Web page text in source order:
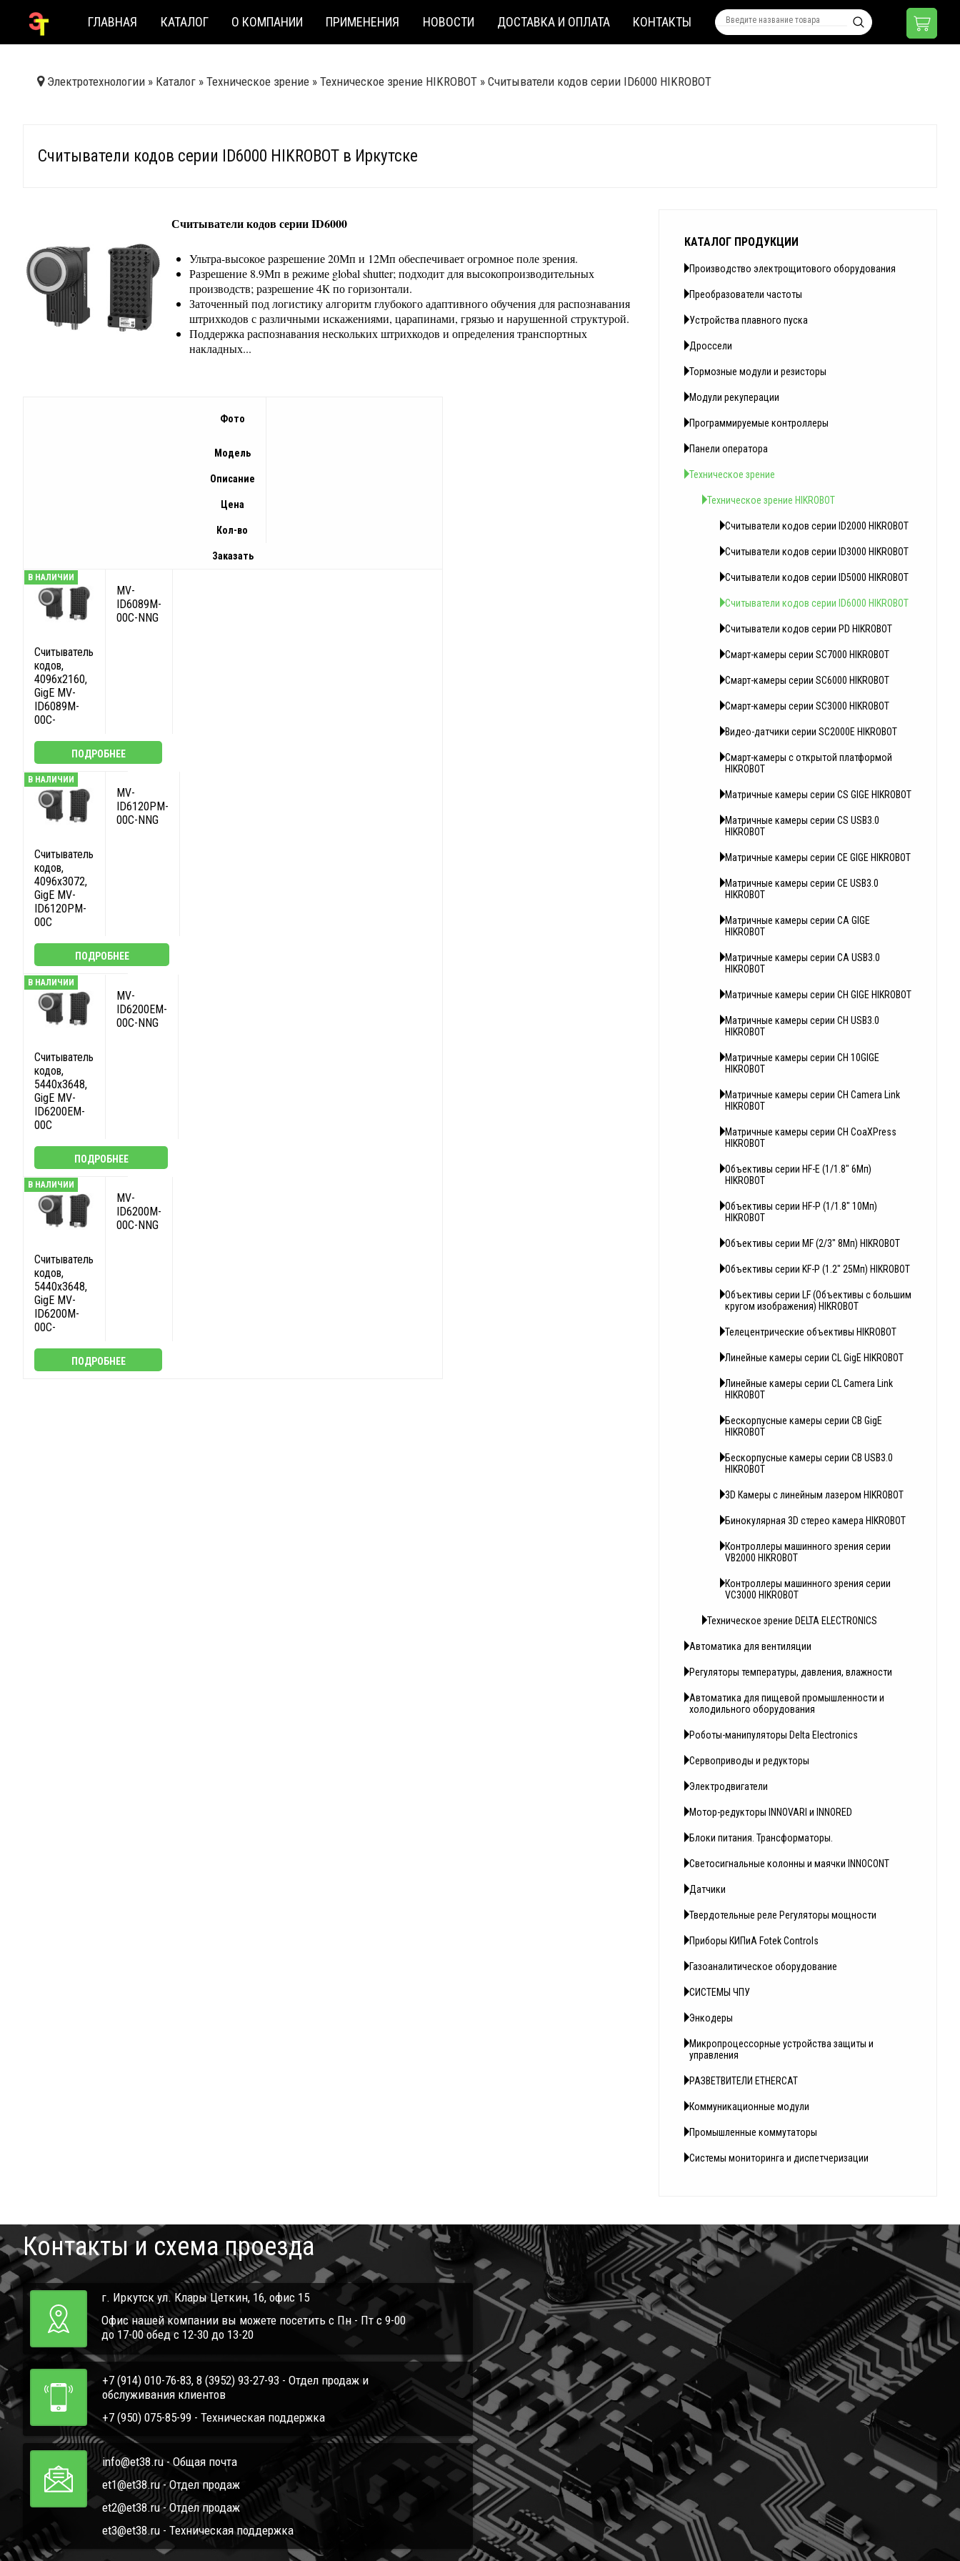
ГЛАВНАЯ КАТАЛОГ О КОМПАНИИ ПРИМЕНЕНИЯ НОВОСТИ ДОСТАВКА И ОПЛАТА КОНТАКТЫ
Электротехнологии » Каталог » Техническое зрение » Техническое зрение HIKROBOT » Считыватели кодов серии ID6000 HIKROBOT
Считыватели кодов серии ID6000 HIKROBOT в Иркутске
Считыватели кодов серии ID6000
Ультра-высокое разрешение 20Мп и 12Мп обеспечивает огромное поле зрения.
Разрешение 8.9Мп в режиме global shutter; подходит для высокопроизводительных
производств; разрешение 4К по горизонтали.
Заточенный под логистику алгоритм глубокого адаптивного обучения для распознавания
штрихкодов с различными искажениями, царапинами, грязью и нарушенной структурой.
Поддержка распознавания нескольких штрихкодов и определения транспортных
накладных...
Фото
Модель
Описание
Цена
Кол-во
Заказать
В НАЛИЧИИ
MV-
ID6089M-
00C-NNG
Считыватель
кодов,
4096x2160,
GigE MV-
ID6089M-
00C-
ПОДРОБНЕЕ
В НАЛИЧИИ
MV-
ID6120PM-
00C-NNG
Считыватель
кодов,
4096x3072,
GigE MV-
ID6120PM-
00C
ПОДРОБНЕЕ
В НАЛИЧИИ
MV-
ID6200EM-
00C-NNG
Считыватель
кодов,
5440x3648,
GigE MV-
ID6200EM-
00C
ПОДРОБНЕЕ
В НАЛИЧИИ
MV-
ID6200M-
00C-NNG
Считыватель
кодов,
5440x3648,
GigE MV-
ID6200M-
00C-
ПОДРОБНЕЕ
КАТАЛОГ ПРОДУКЦИИ
Производство электрощитового оборудования
Преобразователи частоты
Устройства плавного пуска
Дроссели
Тормозные модули и резисторы
Модули рекуперации
Программируемые контроллеры
Панели оператора
Техническое зрение
Техническое зрение HIKROBOT
Считыватели кодов серии ID2000 HIKROBOT
Считыватели кодов серии ID3000 HIKROBOT
Считыватели кодов серии ID5000 HIKROBOT
Считыватели кодов серии ID6000 HIKROBOT
Считыватели кодов серии PD HIKROBOT
Смарт-камеры серии SC7000 HIKROBOT
Смарт-камеры серии SC6000 HIKROBOT
Смарт-камеры серии SC3000 HIKROBOT
Видео-датчики серии SC2000E HIKROBOT
Смарт-камеры с открытой платформой
HIKROBOT
Матричные камеры серии CS GIGE HIKROBOT
Матричные камеры серии CS USB3.0
HIKROBOT
Матричные камеры серии CE GIGE HIKROBOT
Матричные камеры серии CE USB3.0
HIKROBOT
Матричные камеры серии CA GIGE
HIKROBOT
Матричные камеры серии CA USB3.0
HIKROBOT
Матричные камеры серии CH GIGE HIKROBOT
Матричные камеры серии CH USB3.0
HIKROBOT
Матричные камеры серии CH 10GIGE
HIKROBOT
Матричные камеры серии CH Camera Link
HIKROBOT
Матричные камеры серии CH CoaXPress
HIKROBOT
Объективы серии HF-E (1/1.8" 6Мп)
HIKROBOT
Объективы серии HF-P (1/1.8" 10Мп)
HIKROBOT
Объективы серии MF (2/3" 8Мп) HIKROBOT
Объективы серии KF-P (1.2" 25Мп) HIKROBOT
Объективы серии LF (Объективы с большим
кругом изображения) HIKROBOT
Телецентрические объективы HIKROBOT
Линейные камеры серии CL GigE HIKROBOT
Линейные камеры серии CL Camera Link
HIKROBOT
Бескорпусные камеры серии CB GigE
HIKROBOT
Бескорпусные камеры серии CB USB3.0
HIKROBOT
3D Камеры с линейным лазером HIKROBOT
Бинокулярная 3D стерео камера HIKROBOT
Контроллеры машинного зрения серии
VB2000 HIKROBOT
Контроллеры машинного зрения серии
VC3000 HIKROBOT
Техническое зрение DELTA ELECTRONICS
Автоматика для вентиляции
Регуляторы температуры, давления, влажности
Автоматика для пищевой промышленности и
холодильного оборудования
Роботы-манипуляторы Delta Electronics
Сервоприводы и редукторы
Электродвигатели
Мотор-редукторы INNOVARI и INNORED
Блоки питания. Трансформаторы.
Светосигнальные колонны и маячки INNOCONT
Датчики
Твердотельные реле Регуляторы мощности
Приборы КИПиА Fotek Controls
Газоаналитическое оборудование
СИСТЕМЫ ЧПУ
Энкодеры
Микропроцессорные устройства защиты и
управления
РАЗВЕТВИТЕЛИ ETHERCAT
Коммуникационные модули
Промышленные коммутаторы
Системы мониторинга и диспетчеризации
Контакты и схема проезда
г. Иркутск ул. Клары Цеткин, 16, офис 15
Офис нашей компании вы можете посетить с Пн - Пт с 9-00
до 17-00 обед с 12-30 до 13-20
+7 (914) 010-76-83, 8 (3952) 93-27-93 - Отдел продаж и
обслуживания клиентов
+7 (950) 075-85-99 - Техническая поддержка
info@et38.ru - Общая почта
et1@et38.ru - Отдел продаж
et2@et38.ru - Отдел продаж
et3@et38.ru - Техническая поддержка